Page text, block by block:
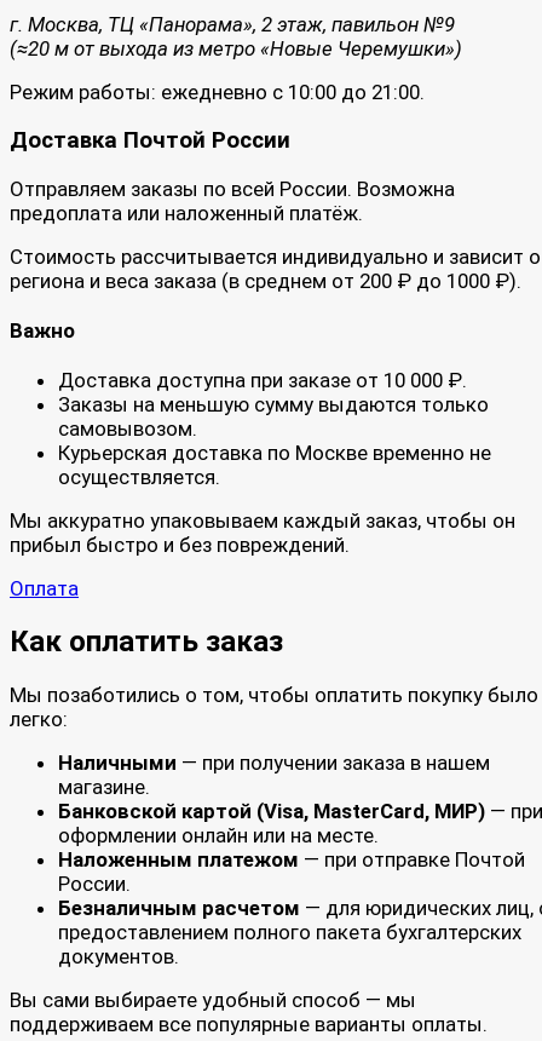
г. Москва, ТЦ «Панорама», 2 этаж, павильон №9
(≈20 м от выхода из метро «Новые Черемушки»)
Режим работы: ежедневно с 10:00 до 21:00.
Доставка Почтой России
Отправляем заказы по всей России. Возможна
предоплата или наложенный платёж.
Стоимость рассчитывается индивидуально и зависит
региона и веса заказа (в среднем от 200 ₽ до 1000 ₽).
Важно
Доставка доступна при заказе от 10 000 ₽.
Заказы на меньшую сумму выдаются только
самовывозом.
Курьерская доставка по Москве временно не
осуществляется.
Мы аккуратно упаковываем каждый заказ, чтобы он
прибыл быстро и без повреждений.
Оплата
Как оплатить заказ
Мы позаботились о том, чтобы оплатить покупку было
легко:
Наличными — при получении заказа в нашем
магазине.
Банковской картой (Visa, MasterCard, МИР) — при
оформлении онлайн или на месте.
Наложенным платежом — при отправке Почтой
России.
Безналичным расчетом — для юридических лиц,
предоставлением полного пакета бухгалтерских
документов.
Вы сами выбираете удобный способ — мы
поддерживаем все популярные варианты оплаты.